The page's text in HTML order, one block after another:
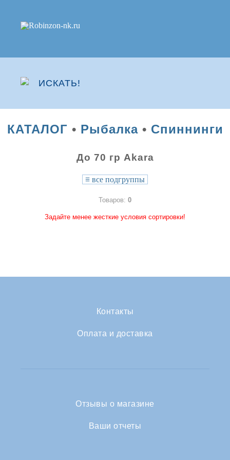
КАТАЛОГ • Рыбалка• Спиннинги
До 70 гр Akara
≡ все подгруппы
Товаров: 0
Задайте менее жесткие условия сортировки!
Контакты
Оплата и доставка
Отзывы о магазине
Ваши отчеты